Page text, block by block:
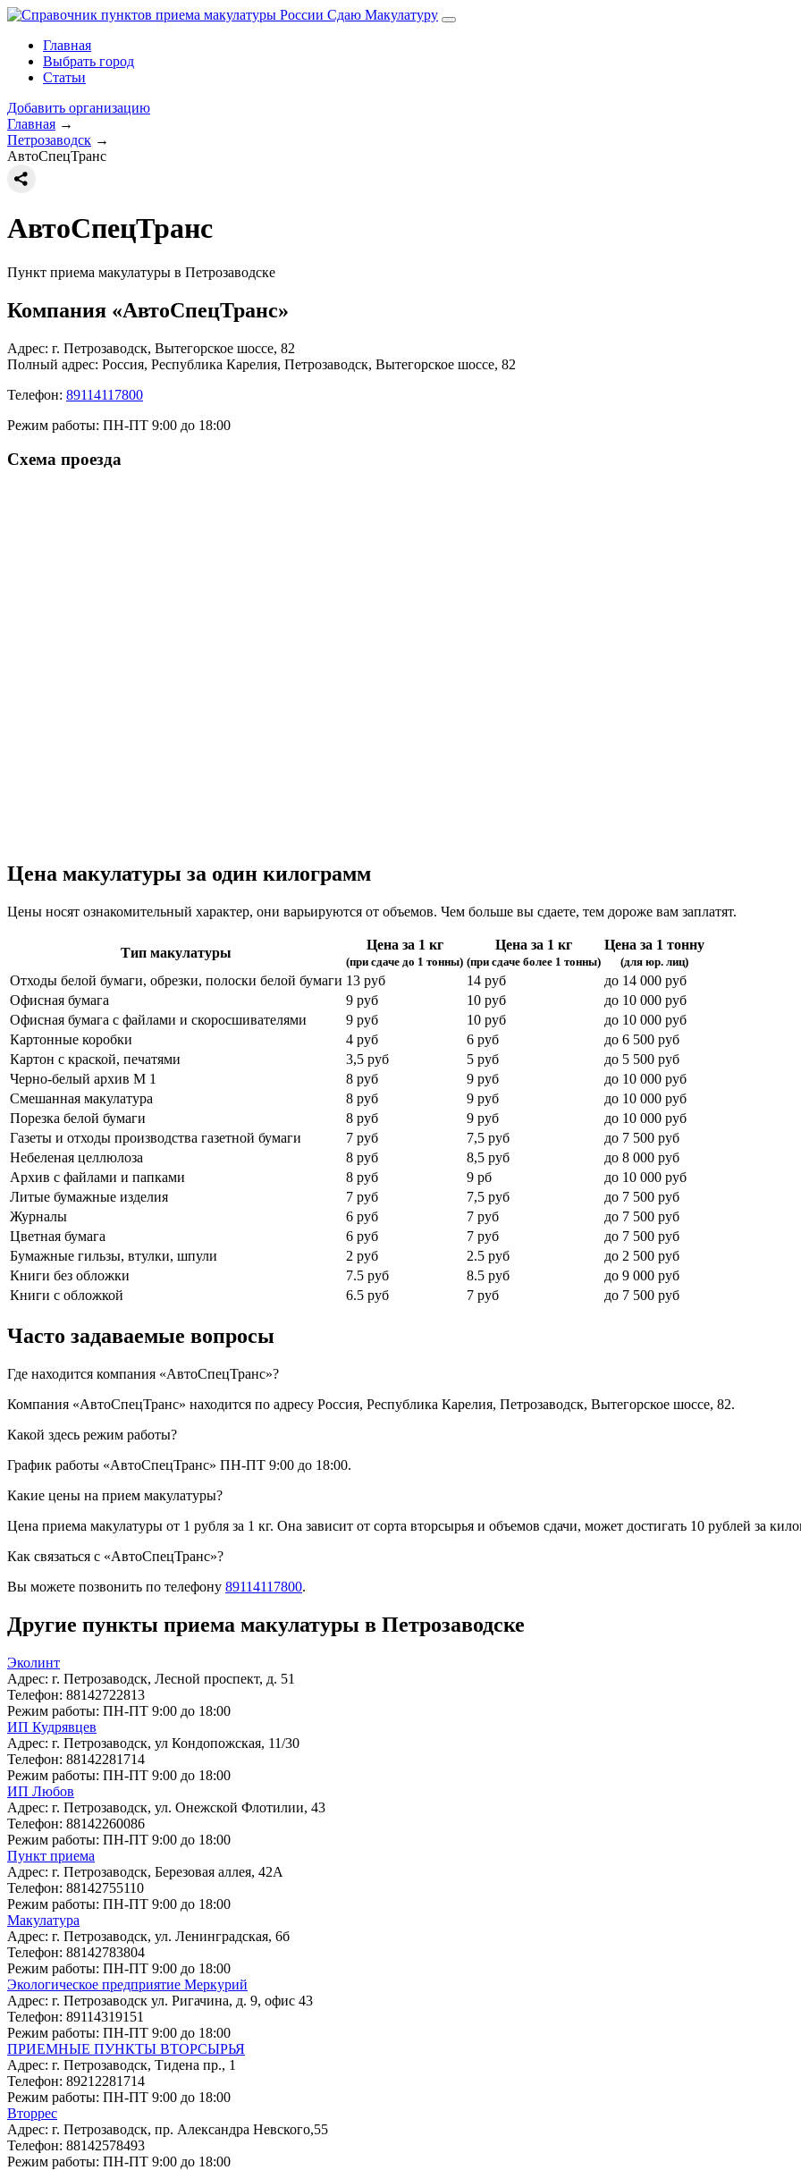
Сдаю Макулатуру
Главная
Выбрать город
Статьи
Добавить организацию
Главная →
Петрозаводск →
АвтоСпецТранс
АвтоСпецТранс
Пункт приема макулатуры в Петрозаводске
Компания «АвтоСпецТранс»
Адрес: г. Петрозаводск, Вытегорское шоссе, 82
Полный адрес: Россия, Республика Карелия, Петрозаводск, Вытегорское шоссе, 82
Телефон: 89114117800
Режим работы: ПН-ПТ 9:00 до 18:00
Схема проезда
Цена макулатуры за один килограмм
Цены носят ознакомительный характер, они варьируются от объемов. Чем больше вы сдаете, тем дороже вам заплатят.
Тип макулатуры
Цена за 1 кг
(при сдаче до 1 тонны)
Цена за 1 кг
(при сдаче более 1 тонны)
Цена за 1 тонну
(для юр. лиц)
Отходы белой бумаги, обрезки, полоски белой бумаги 13 руб 14 руб
до 14 000 руб
Офисная бумага
9 руб 10 руб
до 10 000 руб
Офисная бумага с файлами и скоросшивателями
9 руб 10 руб
до 10 000 руб
Картонные коробки
4 руб 6 руб
до 6 500 руб
Картон с краской, печатями
3,5 руб 5 руб
до 5 500 руб
Черно-белый архив М 1
8 руб 9 руб
до 10 000 руб
Смешанная макулатура
8 руб 9 руб
до 10 000 руб
Порезка белой бумаги
8 руб 9 руб
до 10 000 руб
Газеты и отходы производства газетной бумаги
7 руб 7,5 руб
до 7 500 руб
Небеленая целлюлоза
8 руб 8,5 руб
до 8 000 руб
Архив с файлами и папками
8 руб 9 рб
до 10 000 руб
Литые бумажные изделия
7 руб 7,5 руб
до 7 500 руб
Журналы
6 руб 7 руб
до 7 500 руб
Цветная бумага
6 руб 7 руб
до 7 500 руб
Бумажные гильзы, втулки, шпули
2 руб 2.5 руб
до 2 500 руб
Книги без обложки
7.5 руб 8.5 руб
до 9 000 руб
Книги с обложкой
6.5 руб 7 руб до 7 500 руб
Часто задаваемые вопросы
Где находится компания «АвтоСпецТранс»?
Компания «АвтоСпецТранс» находится по адресу Россия, Республика Карелия, Петрозаводск, Вытегорское шоссе, 82.
Какой здесь режим работы?
График работы «АвтоСпецТранс» ПН-ПТ 9:00 до 18:00.
Какие цены на прием макулатуры?
Цена приема макулатуры от 1 рубля за 1 кг. Она зависит от сорта вторсырья и объемов сдачи, может достигать 10 рублей за
Как связаться с «АвтоСпецТранс»?
Вы можете позвонить по телефону 89114117800.
Другие пункты приема макулатуры в Петрозаводске
Эколинт
Адрес: г. Петрозаводск, Лесной проспект, д. 51
Телефон: 88142722813
Режим работы: ПН-ПТ 9:00 до 18:00
ИП Кудрявцев
Адрес: г. Петрозаводск, ул Кондопожская, 11/30
Телефон: 88142281714
Режим работы: ПН-ПТ 9:00 до 18:00
ИП Любов
Адрес: г. Петрозаводск, ул. Онежской Флотилии, 43
Телефон: 88142260086
Режим работы: ПН-ПТ 9:00 до 18:00
Пункт приема
Адрес: г. Петрозаводск, Березовая аллея, 42А
Телефон: 88142755110
Режим работы: ПН-ПТ 9:00 до 18:00
Макулатура
Адрес: г. Петрозаводск, ул. Ленинградская, 6б
Телефон: 88142783804
Режим работы: ПН-ПТ 9:00 до 18:00
Экологическое предприятие Меркурий
Адрес: г. Петрозаводск ул. Ригачина, д. 9, офис 43
Телефон: 89114319151
Режим работы: ПН-ПТ 9:00 до 18:00
ПРИЕМНЫЕ ПУНКТЫ ВТОРСЫРЬЯ
Адрес: г. Петрозаводск, Тидена пр., 1
Телефон: 89212281714
Режим работы: ПН-ПТ 9:00 до 18:00
Вторрес
Адрес: г. Петрозаводск, пр. Александра Невского,55
Телефон: 88142578493
Режим работы: ПН-ПТ 9:00 до 18:00